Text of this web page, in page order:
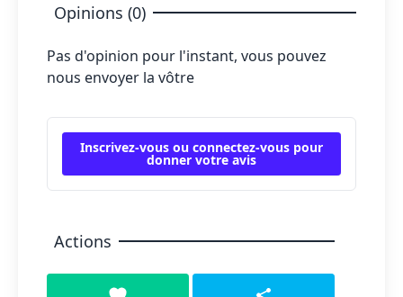
Opinions (0)
Pas d'opinion pour l'instant, vous pouvez
nous envoyer la vôtre
Inscrivez-vous ou connectez-vous pour
donner votre avis
Actions